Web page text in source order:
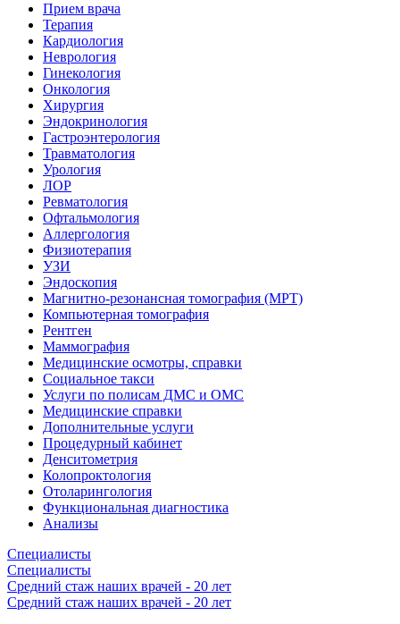
Прием врача
Терапия
Кардиология
Неврология
Гинекология
Онкология
Хирургия
Эндокринология
Гастроэнтерология
Травматология
Урология
ЛОР
Ревматология
Офтальмология
Аллергология
Физиотерапия
УЗИ
Эндоскопия
Магнитно-резонансная томография (МРТ)
Компьютерная томография
Рентген
Маммография
Медицинские осмотры, справки
Социальное такси
Услуги по полисам ДМС и ОМС
Медицинские справки
Дополнительные услуги
Процедурный кабинет
Денситометрия
Колопроктология
Отоларингология
Функциональная диагностика
Анализы
Специалисты
Специалисты
Средний стаж наших врачей - 20 лет
Средний стаж наших врачей - 20 лет